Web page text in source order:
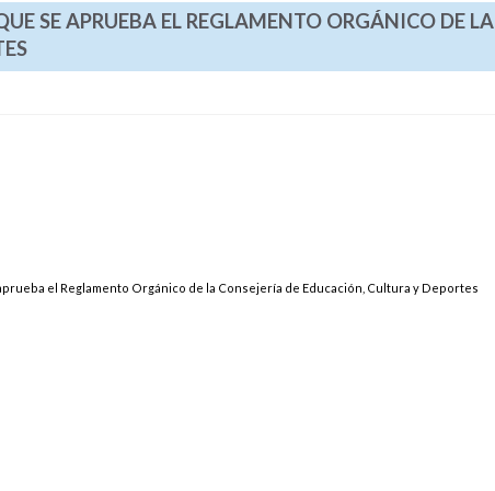
SE APRUEBA EL REGLAMENTO ORGÁNICO DE LA
el Reglamento Orgánico de la Consejería de Educación, Cultura y Deportes